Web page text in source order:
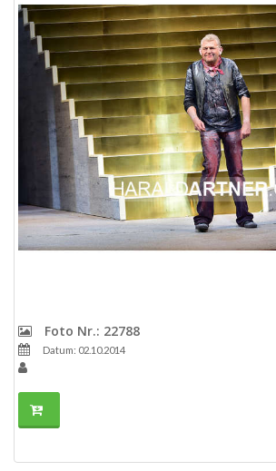
Foto Nr.: 22788
Datum: 02.10.2014